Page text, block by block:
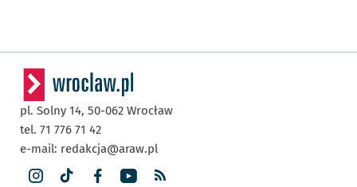
pl. Solny 14, 50-062 Wrocław
tel. 71 776 71 42
e-mail: redakcja@araw.pl